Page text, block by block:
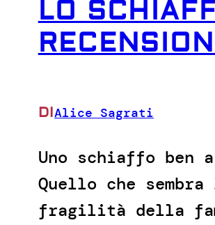
LO
DIAlice Sagrati
Uno schiaffo
Quello che
fragilità della